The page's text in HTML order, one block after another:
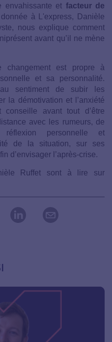
envahissante et facteur de
à L'express, Danièle
nous explique comment
avant qu’il ne mène
changement est propre à
et sa personnalité.
sentiment de subir les
la démotivation et l’anxiété
conseille avant tout d’être
avec les rumeurs, de
personnelle et
de la situation, sur ses
d’envisager l’après-crise.
Ruffet sont à lire sur